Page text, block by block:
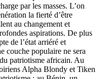
par les masses. L’on
la fierté d’être
au changement et
aspirations. De plus
de l’état arriéré et
couche populaire ne sera
patriotisme africain. Au
Alpha Blondy et Tiken